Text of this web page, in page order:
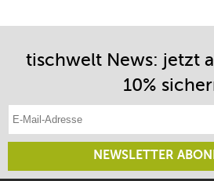
tischwelt News: jetzt
10%
NEWSLETTER